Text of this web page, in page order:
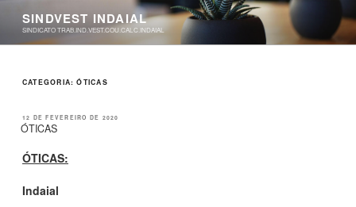
Pular
SINDVEST INDAIAL
SINDICATO TRAB.IND.VEST.COU.CALC.INDAIAL
CATEGORIA:ÓTICAS
PUBLICADO
EM
12 DE FEVEREIRO DE 2020
ÓTICAS
ÓTICAS:
Indaial